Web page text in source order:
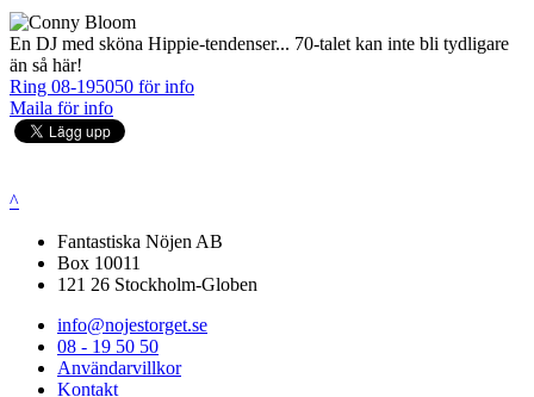
En DJ med sköna Hippie-tendenser... 70-talet kan inte bli tydligare
än så här!
Ring 08-195050 för info
Maila för info
^
Fantastiska Nöjen AB
Box 10011
121 26 Stockholm-Globen
info@nojestorget.se
08 - 19 50 50
Användarvillkor
Kontakt